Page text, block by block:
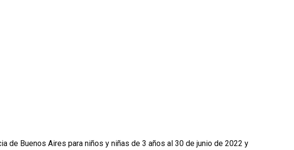
de Buenos Aires para niños y niñas de 3 años al 30 de junio de 2022 y